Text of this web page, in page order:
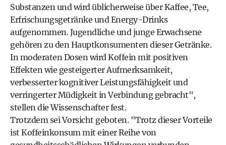
Substanzen und wird üblicherweise über Kaffee, Tee,
Erfrischungsgetränke und Energy-Drinks
aufgenommen. Jugendliche und junge Erwachsene
gehören zu den Hauptkonsumenten dieser Getränke.
In moderaten Dosen wird Koffein mit positiven
Effekten wie gesteigerter Aufmerksamkeit,
verbesserter kognitiver Leistungsfähigkeit und
verringerter Müdigkeit in Verbindung gebracht",
stellen die Wissenschafter fest.
Trotzdem sei Vorsicht geboten. "Trotz dieser Vorteile
ist Koffeinkonsum mit einer Reihe von